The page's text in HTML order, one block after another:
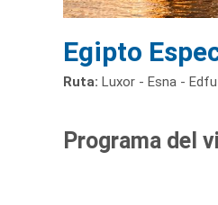
Egipto
Ruta: Luxor - Esna -
Programa del